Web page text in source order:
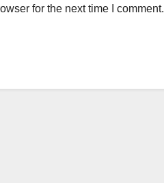
for the next time I comment.